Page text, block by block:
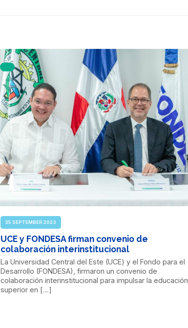
25 SEPTEMBER 2023
UCE y FONDESA firman convenio de
colaboración interinstitucional
La Universidad Central del Este (UCE) y el Fondo para el
Desarrollo (FONDESA), firmaron un convenio de
colaboración interinstitucional para impulsar la educación
superior en […]